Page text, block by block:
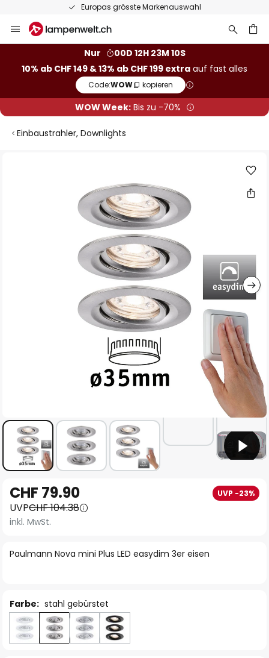
Europas grösste Markenauswahl
Inhalt
Nur
00D 12H 23M 09S
10% ab CHF 149 & 13% ab CHF 199 extra auf fast alles
Code:WOW kopieren
WOW Week:Bis zu -70%
Einbaustrahler, Downlights
Anfang
der
Bildgalerie
Paulmann Nova mini Plus LED easydim 3er eisen
CHF 79.90 UVP -23%
UVPCHF 104.38
inkl. MwSt.
Farbe: stahl gebürstet